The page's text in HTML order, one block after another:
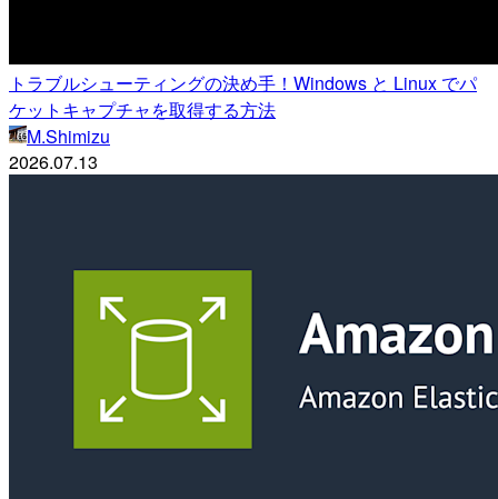
トラブルシューティングの決め手！Windows と Linux でパ
ケットキャプチャを取得する方法
M.Shimizu
2026.07.13